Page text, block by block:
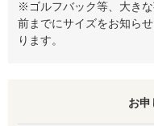
※ゴルフバック等、大き
前までにサイズをお知ら
ります。
お申